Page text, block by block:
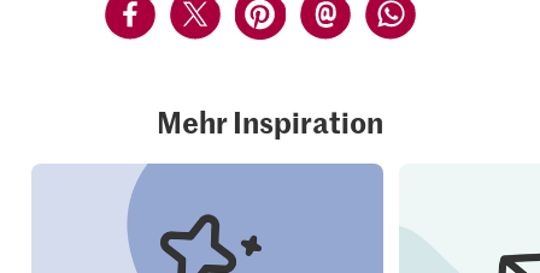
Mehr Inspiration